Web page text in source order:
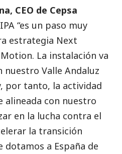
CEO de Cepsa
“es un paso muy
estrategia Next
La instalación va
nuestro Valle Andaluz
por tanto, la actividad
con nuestro
en la lucha contra el
la transición
dotamos a España de